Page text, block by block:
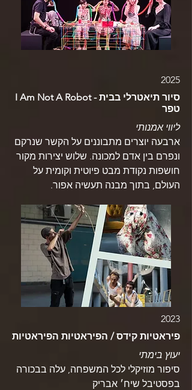
2025
I Am Not A Robot - סיור תיאטרלי בבית
טפר
ליווי אמנותי
ארבעה יוצרים מתבוננים על הקשר שנרקם
ונפרם בין אדם למכונה. שלוש יצירות מקור
חושפות נקודת מבט פיוטית וקומית על
העולם, בתוך מבנה תעשיה אפור.
2023
פיראטיות קידס / הפיראטיות הפיראטיות
יעוץ בימתי
סיפור מוזיקלי לכל המשפחה, עלה בבכורה
בפסטיבל שיח׳ אבריק